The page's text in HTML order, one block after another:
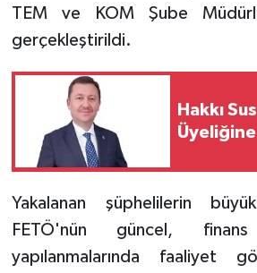
TEM ve KOM Şube
gerçekleştirildi.
Hakkı
Yakalanan şüphelilerin
FETÖ'nün güncel,
yapılanmalarında faaliyet